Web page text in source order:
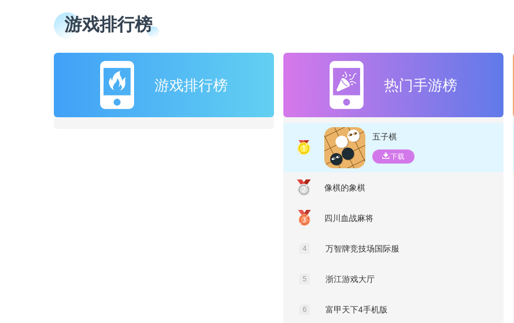
游戏排行榜
游戏排行榜 热门手游榜
五子棋
下载
像棋的象棋
四川血战麻将
4 万智牌竞技场国际服
5 浙江游戏大厅
6 富甲天下4手机版